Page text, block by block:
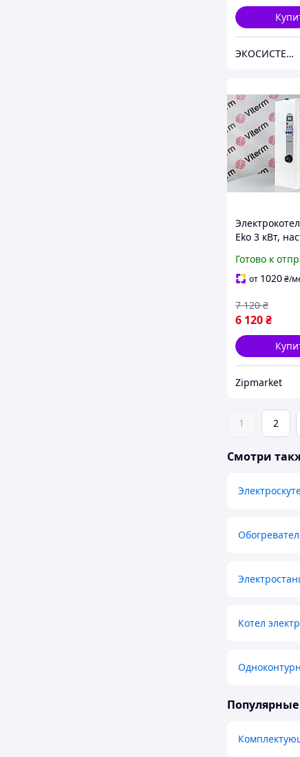
ЭКОСИСТЕМ ИНЖИНИРИНГ ООО
Eko 3 кВт,
Готово к
от 1020₴/
6 120₴
7 120 ₴
Zipmarket
1 2
Смотри
Котел